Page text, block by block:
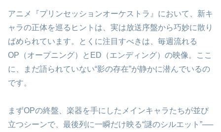
アニメ『プリンセッションオーケストラ』において、新キ
ャラの正体を巡るヒントは、実は放送序盤から巧妙に散り
ばめられています。とくに注目すべきは、毎週流れる
OP（オープニング）とED（エンディング）の映像。ここ
に、まだ語られていない“影の存在”が静かに潜んでいるの
です。
まずOPの終盤、楽器を手にしたメインキャラたちが並び
立つシーンで、最後列に一瞬だけ映る“謎のシルエット”──